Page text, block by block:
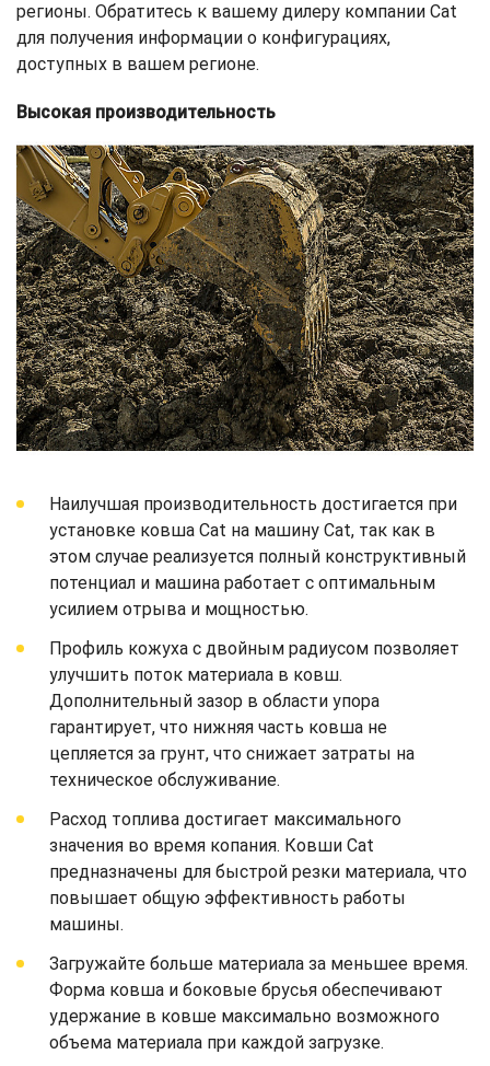
регионы. Обратитесь к вашему дилеру компании Cat
для получения информации о конфигурациях,
доступных в вашем регионе.
Высокая производительность
Наилучшая производительность достигается при
установке ковша Cat на машину Cat, так как в
этом случае реализуется полный конструктивный
потенциал и машина работает с оптимальным
усилием отрыва и мощностью.
Профиль кожуха с двойным радиусом позволяет
улучшить поток материала в ковш.
Дополнительный зазор в области упора
гарантирует, что нижняя часть ковша не
цепляется за грунт, что снижает затраты на
техническое обслуживание.
Расход топлива достигает максимального
значения во время копания. Ковши Cat
предназначены для быстрой резки материала, что
повышает общую эффективность работы
машины.
Загружайте больше материала за меньшее время.
Форма ковша и боковые брусья обеспечивают
удержание в ковше максимально возможного
объема материала при каждой загрузке.